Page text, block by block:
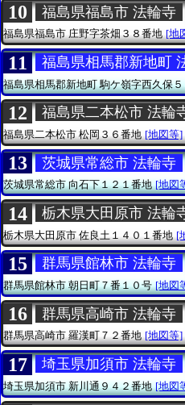
10 福島県福島市 法輪寺
福島県福島市庄野字茶畑３８番地 [地
11 福島県相馬郡新地町
福島県相馬郡新地町駒ケ嶺字西久保
12 福島県二本松市 法輪
福島県二本松市 松岡３６番地 [地図等]
13 茨城県常総市 法輪寺
茨城県常総市向石下１２１番地 [地図
14 栃木県大田原市 法輪
栃木県大田原市 佐良土１４０１番地 [
15 群馬県館林市 法輪寺
群馬県館林市朝日町７番１０号 [地図
16 群馬県高崎市 法輪寺
群馬県高崎市羅漢町７２番地 [地図等]
17 埼玉県加須市 法輪寺
埼玉県加須市新川通９４２番地 [地図